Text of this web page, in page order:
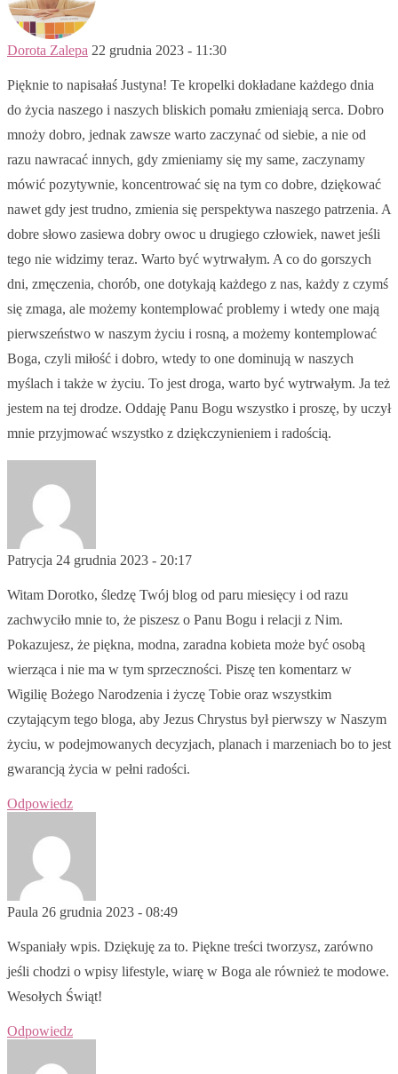
Dorota Zalepa 22 grudnia 2023 - 11:30
Pięknie to napisałaś Justyna! Te kropelki dokładane każdego dnia
do życia naszego i naszych bliskich pomału zmieniają serca. Dobro
mnoży dobro, jednak zawsze warto zaczynać od siebie, a nie od
razu nawracać innych, gdy zmieniamy się my same, zaczynamy
mówić pozytywnie, koncentrować się na tym co dobre, dziękować
nawet gdy jest trudno, zmienia się perspektywa naszego patrzenia. A
dobre słowo zasiewa dobry owoc u drugiego człowiek, nawet jeśli
tego nie widzimy teraz. Warto być wytrwałym. A co do gorszych
dni, zmęczenia, chorób, one dotykają każdego z nas, każdy z czymś
się zmaga, ale możemy kontemplować problemy i wtedy one mają
pierwszeństwo w naszym życiu i rosną, a możemy kontemplować
Boga, czyli miłość i dobro, wtedy to one dominują w naszych
myślach i także w życiu. To jest droga, warto być wytrwałym. Ja też
jestem na tej drodze. Oddaję Panu Bogu wszystko i proszę, by uczył
mnie przyjmować wszystko z dziękczynieniem i radością.
Patrycja 24 grudnia 2023 - 20:17
Witam Dorotko, śledzę Twój blog od paru miesięcy i od razu
zachwyciło mnie to, że piszesz o Panu Bogu i relacji z Nim.
Pokazujesz, że piękna, modna, zaradna kobieta może być osobą
wierząca i nie ma w tym sprzeczności. Piszę ten komentarz w
Wigilię Bożego Narodzenia i życzę Tobie oraz wszystkim
czytającym tego bloga, aby Jezus Chrystus był pierwszy w Naszym
życiu, w podejmowanych decyzjach, planach i marzeniach bo to jest
gwarancją życia w pełni radości.
Odpowiedz
Paula 26 grudnia 2023 - 08:49
Wspaniały wpis. Dziękuję za to. Piękne treści tworzysz, zarówno
jeśli chodzi o wpisy lifestyle, wiarę w Boga ale również te modowe.
Wesołych Świąt!
Odpowiedz